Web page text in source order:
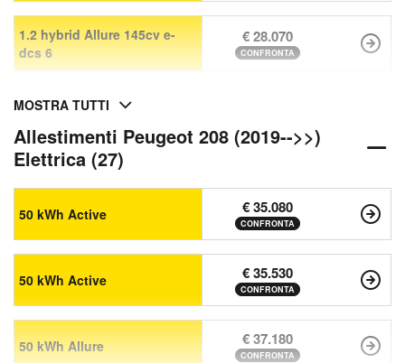
1.2 hybrid Allure 145cv e-
dcs 6
€ 28.070
CONFRONTA
MOSTRA TUTTI
Allestimenti Peugeot 208 (2019-->>)
Elettrica (27)
50 kWh Active € 35.080
CONFRONTA
50 kWh Active € 35.530
CONFRONTA
50 kWh Allure € 37.180
CONFRONTA